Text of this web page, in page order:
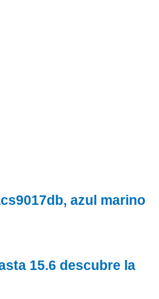
azul marino
15.6 descubre la